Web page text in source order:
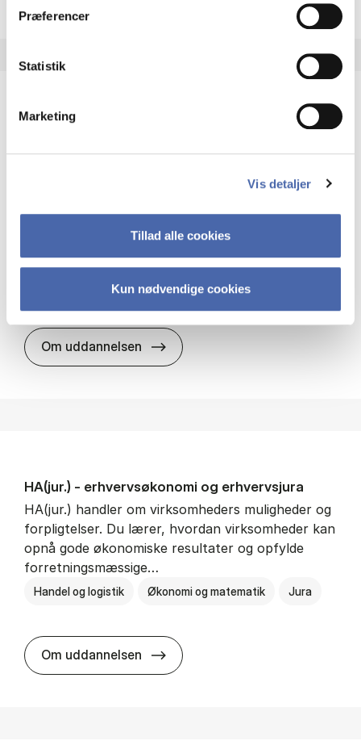
Præferencer
Statistik
Marketing
Vis detaljer
Tillad alle cookies
Kun nødvendige cookies
HA(it.) - erhvervs­økonomi og informations­
virksomheders muligheder og udfordringer inden
Organisation og ledelse
Om uddannelsen HA(it.) - erhvervs­økonomi og
HA(jur.) - erhvervs­økonomi og erhvervs­jura
HA(jur.) handler om virksomheders muligheder og
forpligtelser. Du lærer, hvordan virksomheder kan
opnå gode økonomiske resultater og opfylde
forretningsmæssige…
Handel og logistik Økonomi og matematik Jura
Om uddannelsen HA(jur.) - erhvervs­økonomi og